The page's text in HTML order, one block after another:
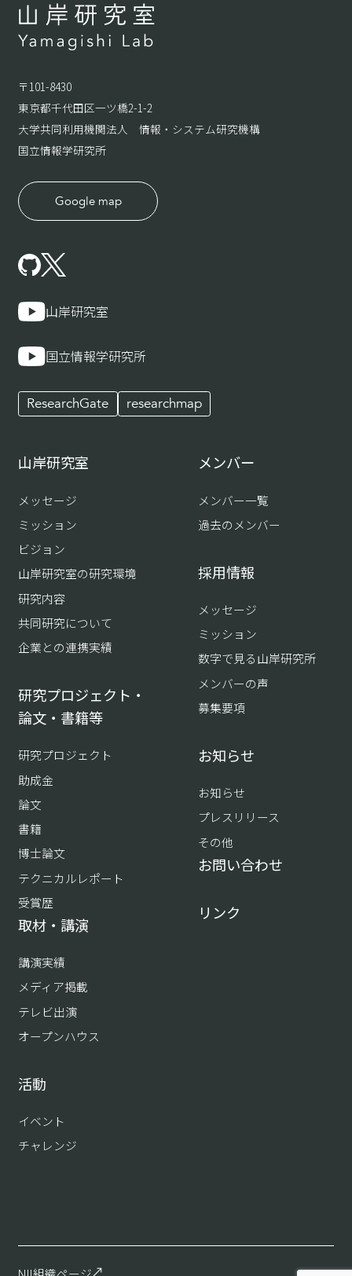
〒101-8430
東京都千代田区一ツ橋2-1-2
大学共同利用機関法人 情報・システム研究機構
国立情報学研究所
Google map
山岸研究室
国立情報学研究所
ResearchGate researchmap
山岸研究室
メッセージ
ミッション
ビジョン
山岸研究室の研究環境
研究内容
共同研究について
企業との連携実績
研究プロジェクト・
論文・書籍等
研究プロジェクト
助成金
論文
書籍
博士論文
テクニカルレポート
受賞歴
取材・講演
講演実績
メディア掲載
テレビ出演
オープンハウス
活動
イベント
チャレンジ
メンバー
メンバー一覧
過去のメンバー
採用情報
メッセージ
ミッション
数字で見る山岸研究所
メンバーの声
募集要項
お知らせ
お知らせ
プレスリリース
その他
お問い合わせ
リンク